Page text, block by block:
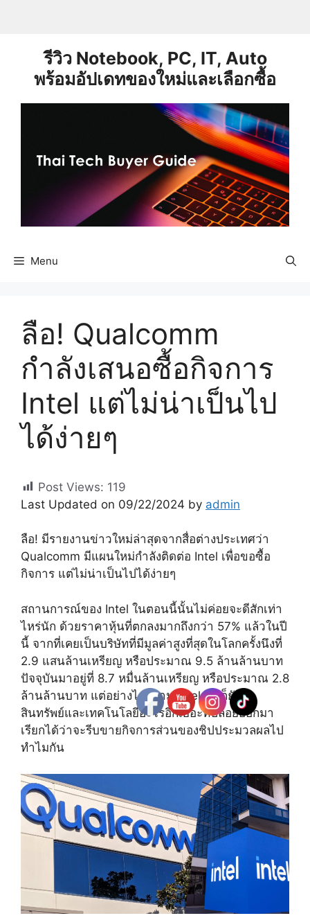
รีวิว Notebook, PC, IT, Auto
พร้อมอัปเดทของใหม่และเลือกซื้อ
Menu
ลือ! Qualcomm
กำลังเสนอซื้อกิจการ
Intel แต่ไม่น่าเป็นไป
ได้ง่ายๆ
Post Views: 119
Last Updated on 09/22/2024 by admin
ลือ! มีรายงานข่าวใหม่ล่าสุดจากสื่อต่างประเทศว่า
Qualcomm มีแผนใหม่กำลังติดต่อ Intel เพื่อขอซื้อ
กิจการ แต่ไม่น่าเป็นไปได้ง่ายๆ
สถานการณ์ของ Intel ในตอนนี้นั้นไม่ค่อยจะดีสักเท่า
ไหร่นัก ด้วยราคาหุ้นที่ตกลงมากถึงกว่า 57% แล้วในปี
นี้ จากที่เคยเป็นบริษัทที่มีมูลค่าสูงที่สุดในโลกครั้งนึงที่
2.9 แสนล้านเหรียญ หรือประมาณ 9.5 ล้านล้านบาท
ปัจจุบันมาอยู่ที่ 8.7 หมื่นล้านเหรียญ หรือประมาณ 2.8
ล้านล้านบาท แต่อย่างไรก็ตาม Intel เองก็ยังมี
สินทรัพย์และเทคโนโลยีอะไรอีกเยอะที่ปล่อยออกมา
เรียกได้ว่าจะรีบขายกิจการส่วนของชิปประมวลผลไป
ทำไมกัน